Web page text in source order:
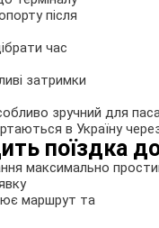
після
час
затримки
зручний для
в Україну
поїздка
максимально
маршрут та